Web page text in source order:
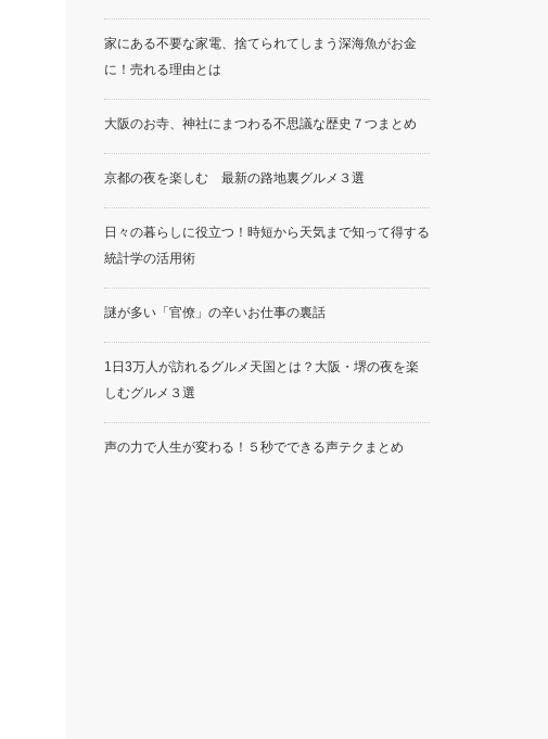
家にある不要な家電、捨てられてしまう深海魚がお金
に！売れる理由とは
大阪のお寺、神社にまつわる不思議な歴史７つまとめ
京都の夜を楽しむ 最新の路地裏グルメ３選
日々の暮らしに役立つ！時短から天気まで知って得する
統計学の活用術
謎が多い「官僚」の辛いお仕事の裏話
1日3万人が訪れるグルメ天国とは？大阪・堺の夜を楽
しむグルメ３選
声の力で人生が変わる！５秒でできる声テクまとめ